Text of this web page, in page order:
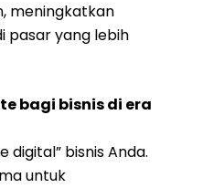
meningkatkan
pasar yang lebih
bagi bisnis di era
digital” bisnis Anda.
untuk